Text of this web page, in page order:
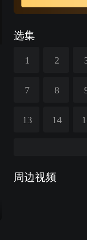
他却意外了解到，小鹿
选集
1 2
7 8
13 14
周边视频